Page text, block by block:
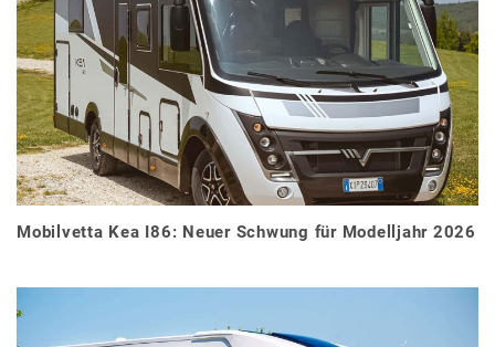
Mobilvetta Kea I86: Neuer Schwung für Modelljahr 2026